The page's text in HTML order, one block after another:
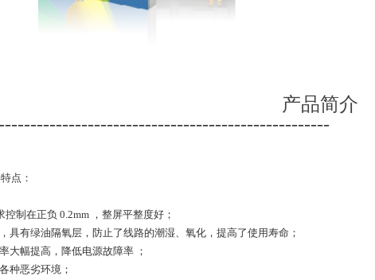
产品简介
点：
制在正负 0.2mm ，整屏平整度好；
具有绿油隔氧层，防止了线路的潮湿、氧化，提高了使用寿命；
大幅提高，降低电源故障率 ；
种恶劣环境；